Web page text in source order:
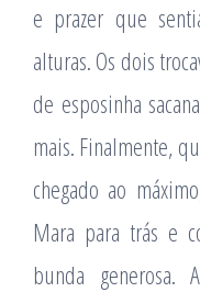
e prazer que
alturas. Os dois
de esposinha
mais. Finalmente,
chegado ao
Mara para trás e
bunda generosa.